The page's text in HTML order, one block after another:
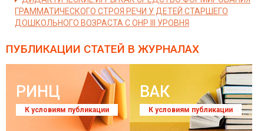
ГРАММАТИЧЕСКОГО СТРОЯ РЕЧИ У ДЕТЕЙ СТАРШЕГО
ДОШКОЛЬНОГО ВОЗРАСТА С ОНР III УРОВНЯ
ПУБЛИКАЦИИ СТАТЕЙ В ЖУРНАЛАХ
РИНЦ
К условиям публикации
ВАК
К условиям публикации